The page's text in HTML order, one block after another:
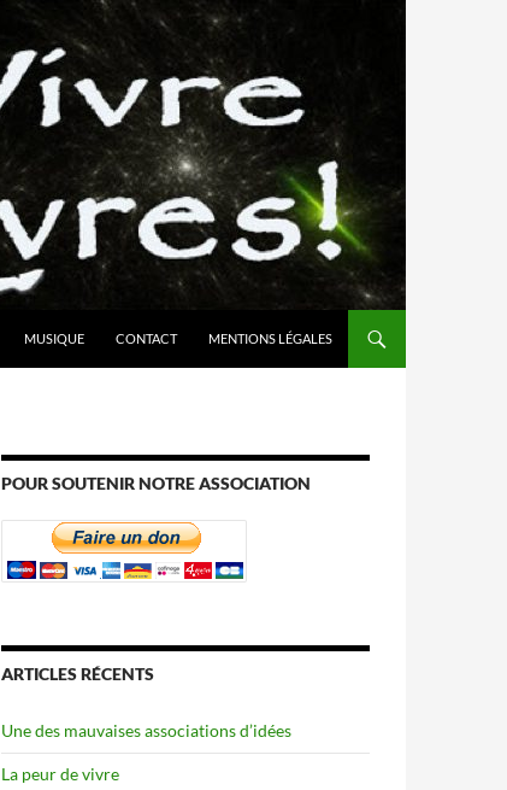
MUSIQUE CONTACT MENTIONS LÉGALES
POUR SOUTENIR NOTRE ASSOCIATION
ARTICLES RÉCENTS
Une des mauvaises associations d’idées
La peur de vivre